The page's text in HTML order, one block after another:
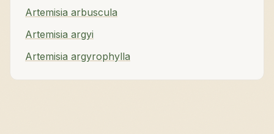
Artemisia arbuscula
Artemisia argyi
Artemisia argyrophylla